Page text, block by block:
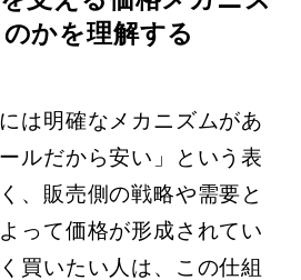
かを理解する
は明確なメカニズムがあ
ルだから安い」という表
、販売側の戦略や需要と
って価格が形成されてい
買いたい人は、この仕組